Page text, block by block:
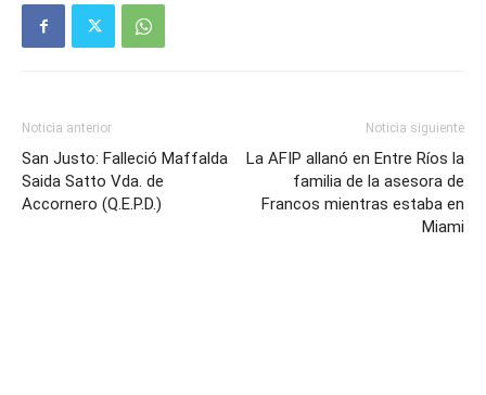
Noticia anterior
San Justo: Falleció Maffalda
Saida Satto Vda. de
Accornero (Q.E.P.D.)
Noticia siguiente
La AFIP allanó en Entre Ríos la
familia de la asesora de
Francos mientras estaba en
Miami